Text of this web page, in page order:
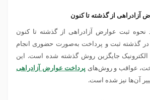
از گذشته تا کنون
نحوه ثبت عوارض آزادراهی از گذشته تا کنون
در گذشته ثبت و پرداخت به‌صورت حضوری انجام
جایگزین روش گذشته شده است. این
عواقب و روش‌های پرداخت عوارض آزادراهی
آن‌ها نیز شده است.